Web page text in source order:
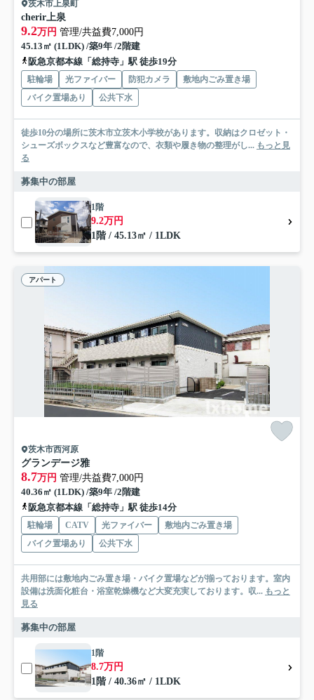
茨木市上泉町
cherir上泉
9.2万円 管理/共益費7,000円
45.13㎡ (1LDK) /築9年 /2階建
阪急京都本線「総持寺」駅 徒歩19分
駐輪場 光ファイバー 防犯カメラ
敷地内ごみ置き場
バイク置場あり
公共下水
徒歩10分の場所に茨木市立茨木小学校があります。収納はクロゼット・
シューズボックスなど豊富なので、衣類や履き物の整理がし... もっと見
る
募集中の部屋
1階
9.2万円
1階 / 45.13㎡ / 1LDK
アパート
茨木市西河原
グランデージ雅
8.7万円 管理/共益費7,000円
40.36㎡ (1LDK) /築9年 /2階建
阪急京都本線「総持寺」駅 徒歩14分
駐輪場 CATV 光ファイバー
敷地内ごみ置き場
バイク置場あり
公共下水
共用部には敷地内ごみ置き場・バイク置場などが揃っております。室内
設備は洗面化粧台・浴室乾燥機など大変充実しております。収... もっと
見る
募集中の部屋
1階
8.7万円
1階 / 40.36㎡ / 1LDK